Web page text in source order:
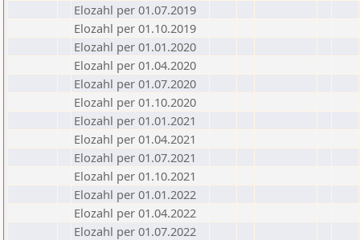
Elozahl per 01.07.2019
Elozahl per 01.10.2019
Elozahl per 01.01.2020
Elozahl per 01.04.2020
Elozahl per 01.07.2020
Elozahl per 01.10.2020
Elozahl per 01.01.2021
Elozahl per 01.04.2021
Elozahl per 01.07.2021
Elozahl per 01.10.2021
Elozahl per 01.01.2022
Elozahl per 01.04.2022
Elozahl per 01.07.2022